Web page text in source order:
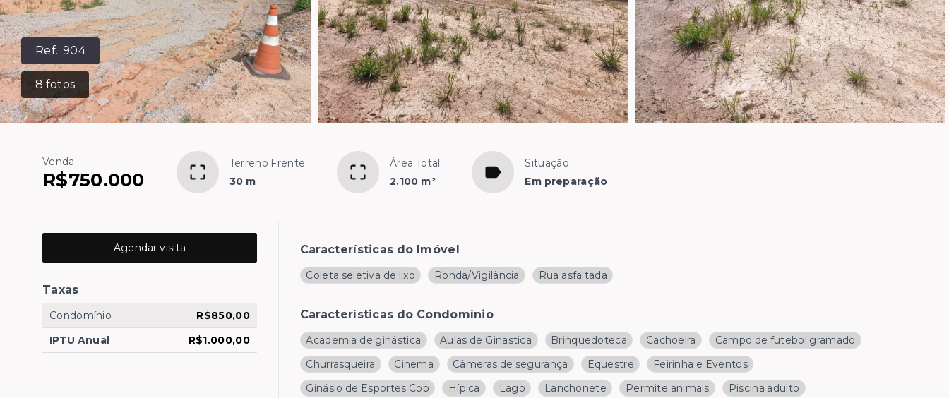
Ref.:904
8 fotos
Venda
R$750.000
Terreno Frente
30 m
Área Total
2.100 m²
Situação
Em preparação
Características do Imóvel
Coleta seletiva de lixo Ronda/Vigilância Rua asfaltada
Características do Condomínio
Academia de ginástica Aulas de Ginastica Brinquedoteca Cachoeira
Campo de futebol gramado
Churrasqueira
Cinema Câmeras de segurança Equestre
Feirinha e Eventos
Ginásio de Esportes Cob
Hípica Lago Lanchonete Permite animais
Piscina adulto
Agendar visita
Taxas
Condomínio
R$850,00
IPTU Anual
R$1.000,00